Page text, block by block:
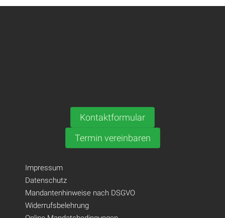
Kontaktformular
Termin vereinbaren
Impressum
Datenschutz
Mandantenhinweise nach DSGVO
Widerrufsbelehrung